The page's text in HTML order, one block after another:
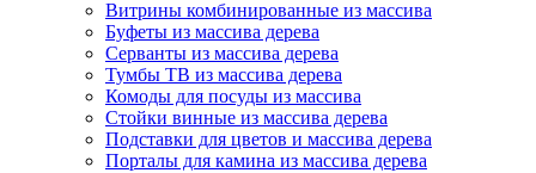
Витрины комбинированные из массива
Буфеты из массива дерева
Серванты из массива дерева
Тумбы ТВ из массива дерева
Комоды для посуды из массива
Стойки винные из массива дерева
Подставки для цветов и массива дерева
Порталы для камина из массива дерева